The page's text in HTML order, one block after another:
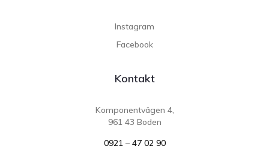
Instagram
Facebook
Kontakt
Komponentvägen 4,
961 43 Boden
0921 – 47 02 90